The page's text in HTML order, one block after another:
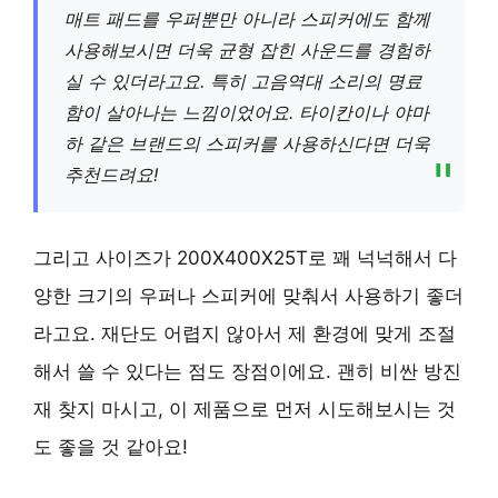
매트 패드를 우퍼뿐만 아니라 스피커에도 함께
사용해보시면 더욱 균형 잡힌 사운드를 경험하
실 수 있더라고요. 특히 고음역대 소리의 명료
함이 살아나는 느낌이었어요. 타이칸이나 야마
하 같은 브랜드의 스피커를 사용하신다면 더욱
추천드려요!
그리고 사이즈가 200X400X25T로 꽤 넉넉해서 다
양한 크기의 우퍼나 스피커에 맞춰서 사용하기 좋더
라고요. 재단도 어렵지 않아서 제 환경에 맞게 조절
해서 쓸 수 있다는 점도 장점이에요. 괜히 비싼 방진
재 찾지 마시고, 이 제품으로 먼저 시도해보시는 것
도 좋을 것 같아요!